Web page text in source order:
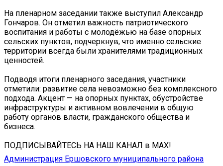
На пленарном заседании также выступил Александр
Гончаров. Он отметил важность патриотического
воспитания и работы с молодёжью на базе опорных
сельских пунктов, подчеркнув, что именно сельские
территории всегда были хранителями традиционных
ценностей.
Подводя итоги пленарного заседания, участники
отметили: развитие села невозможно без комплексного
подхода. Акцент — на опорных пунктах, обустройстве
инфраструктуры и активном вовлечении в общую
работу органов власти, гражданского общества и
бизнеса.
ПОДПИСЫВАЙТЕСЬ НА НАШ КАНАЛ в МАХ!
Администрация Ершовского муниципального района